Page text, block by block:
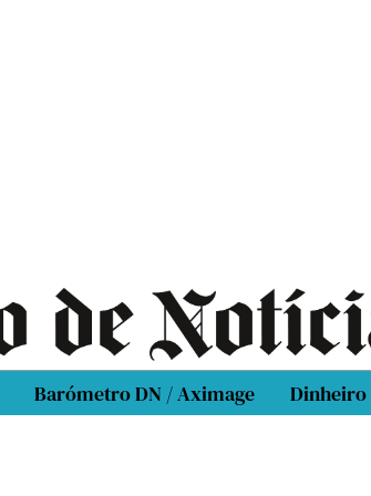
Barómetro DN / Aximage Dinheiro